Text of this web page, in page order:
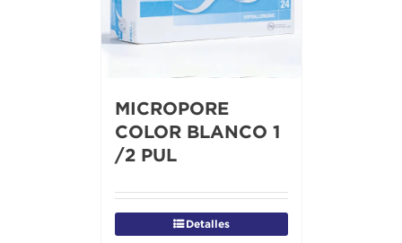
MICROPORE
COLOR BLANCO 1
/2 PUL
Detalles